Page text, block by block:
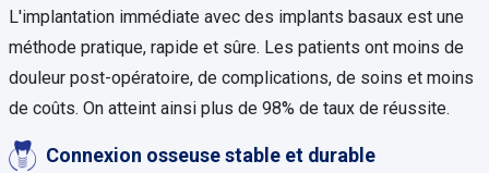
L'implantation immédiate avec des implants basaux est une
méthode pratique, rapide et sûre. Les patients ont moins de
douleur post-opératoire, de complications, de soins et moins
de coûts. On atteint ainsi plus de 98% de taux de réussite.
Connexion osseuse stable et durable